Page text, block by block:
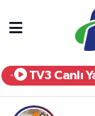
TV3 Canlı
Yurt
Afyon